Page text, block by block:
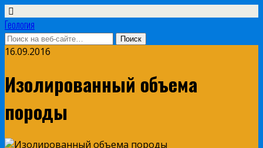
Геология
16.09.2016
Изолированный объема
породы